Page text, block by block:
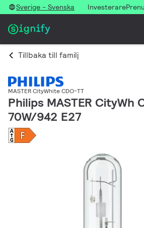
Sverige - Svenska Investerare
Tillbaka till familj
MASTER CityWhite CDO-TT
Philips MASTER CityWh
70W/942 E27